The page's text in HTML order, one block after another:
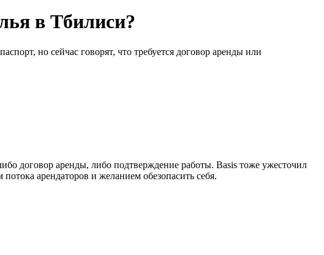
в Тбилиси?
но сейчас говорят, что требуется договор аренды или
договор аренды, либо подтверждение работы. Basis тоже ужесточил
арендаторов и желанием обезопасить себя.